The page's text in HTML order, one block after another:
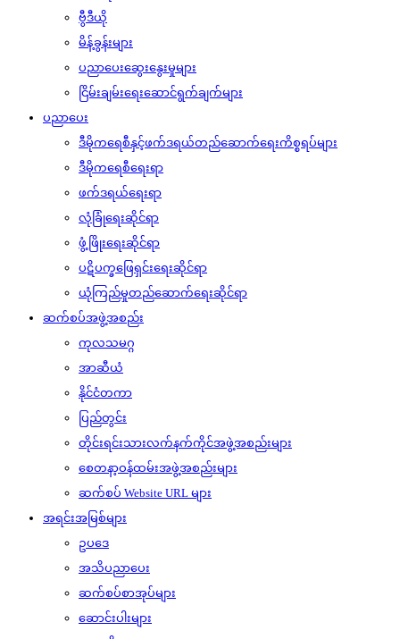
ဗွီဒီယို
မိန့်ခွန်းများ
ပညာပေးဆွေးနွေးမှုများ
ငြိမ်းချမ်းရေးဆောင်ရွက်ချက်များ
ပညာပေး
ဒီမိုကရေစီနှင့်ဖက်ဒရယ်တည်ဆောက်‌ရေးကိစ္စရပ်များ
ဒီမိုကရေစီရေးရာ
ဖက်ဒရယ်ရေးရာ
လုံခြုံရေးဆိုင်ရာ
ဖွံ့ဖြိုးရေးဆိုင်ရာ
ပဋိပက္ခဖြေရှင်းရေးဆိုင်ရာ
ယုံကြည်မှုတည်ဆောက်ရေးဆိုင်ရာ
ဆက်စပ်အဖွဲ့အစည်း
ကုလသမဂ္ဂ
အာဆီယံ
နိုင်ငံတကာ
ပြည်တွင်း
တိုင်းရင်းသားလက်နက်ကိုင်အဖွဲ့အစည်းများ
စေတနာ့ဝန်ထမ်းအဖွဲ့အစည်းများ
ဆက်စပ် Website URL များ
အရင်းအမြစ်များ
ဥပဒေ
အသိပညာပေး
ဆက်စပ်စာအုပ်များ
ဆောင်းပါးများ